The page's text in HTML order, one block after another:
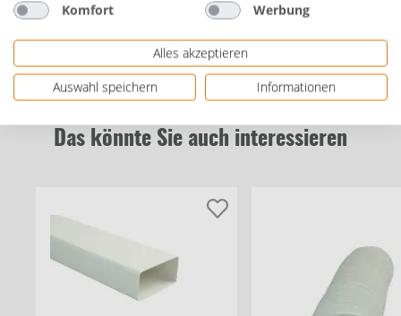
Das könnte Sie auch interessieren
Komfort
Werbung
Alles akzeptieren
Auswahl speichern
Informationen